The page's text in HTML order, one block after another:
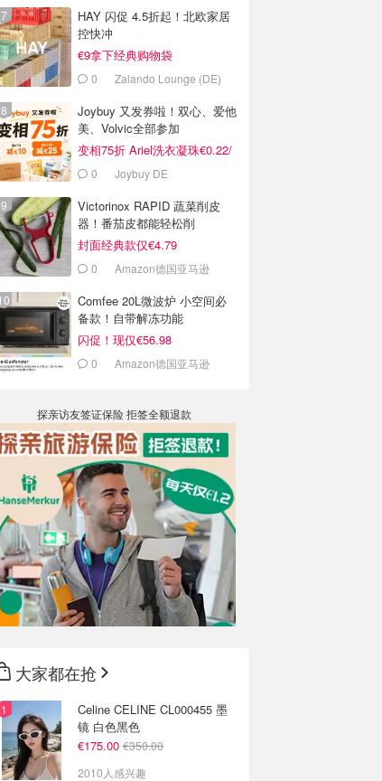
HAY 闪促 4.5折起！北欧家居
控快冲
€9拿下经典购物袋
0 Zalando Lounge (DE)
Joybuy 又发券啦！双心、爱他
美、Volvic全部参加
变相75折 Ariel洗衣凝珠€0.22/
颗 0 Joybuy DE
Victorinox RAPID 蔬菜削皮
器！番茄皮都能轻松削
封面经典款仅€4.79
0 Amazon德国亚马逊
Comfee 20L微波炉 小空间必
备款！自带解冻功能
闪促！现仅€56.98
0 Amazon德国亚马逊
探亲访友签证保险 拒签全额退款
大家都在抢
Celine CELINE CL000455 墨
镜 白色黑色
€175.00 €350.00
2010人感兴趣